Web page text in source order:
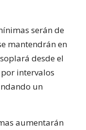
serán de
mantendrán en
desde el
intervalos
un
aumentarán